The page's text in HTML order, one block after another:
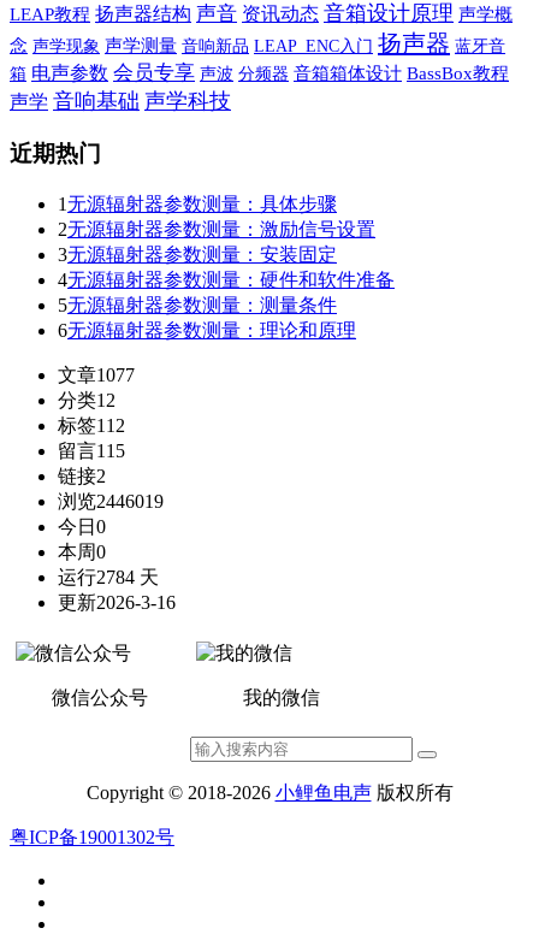
LEAP教程 扬声器结构 声音 资讯动态 音箱设计原理 声学概
念 声学现象 声学测量 音响新品 LEAP_ENC入门 扬声器 蓝牙音
箱 电声参数 会员专享 声波 分频器 音箱箱体设计 BassBox教程
声学 音响基础 声学科技
近期热门
1无源辐射器参数测量：具体步骤
2无源辐射器参数测量：激励信号设置
3无源辐射器参数测量：安装固定
4无源辐射器参数测量：硬件和软件准备
5无源辐射器参数测量：测量条件
6无源辐射器参数测量：理论和原理
文章1077
分类12
标签112
留言115
链接2
浏览2446019
今日 0
本周0
运行2784 天
更新2026-3-16
微信公众号 我的微信
Copyright © 2018-2026 小鲤鱼电声版权所有
粤ICP备19001302号